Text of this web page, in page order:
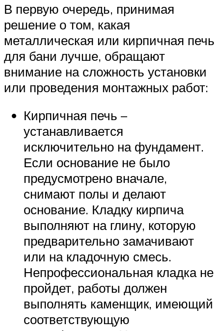
В первую очередь, принимая
решение о том, какая
металлическая или кирпичная печь
для бани лучше, обращают
внимание на сложность установки
или проведения монтажных работ:
Кирпичная печь –
устанавливается
исключительно на фундамент.
Если основание не было
предусмотрено вначале,
снимают полы и делают
основание. Кладку кирпича
выполняют на глину, которую
предварительно замачивают
или на кладочную смесь.
Непрофессиональная кладка не
пройдет, работы должен
выполнять каменщик, имеющий
соответствующую